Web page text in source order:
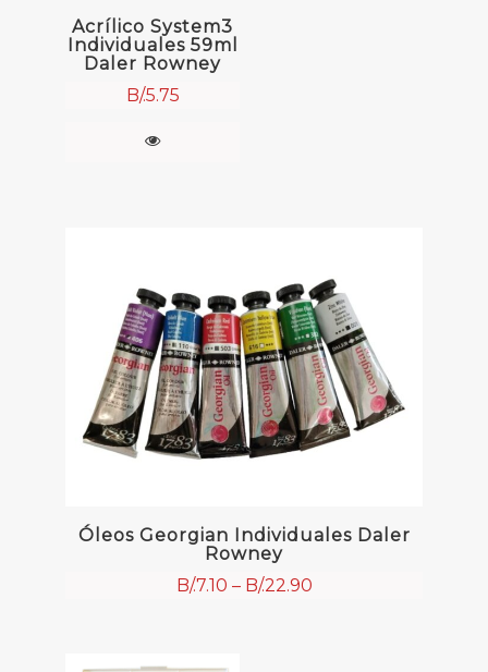
Acrílico System3
Individuales 59ml
Daler Rowney
B/.5.75
Óleos Georgian Individuales Daler
Rowney
B/.7.10 – B/.22.90